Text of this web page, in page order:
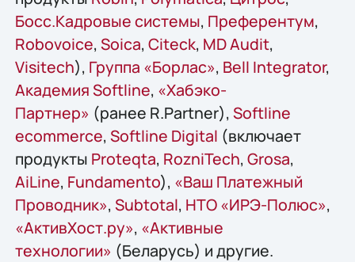
Босс.Кадровые системы, Преферентум,
Robovoice, Soica, Citeck, MD Audit,
Visitech), Группа «Борлас», Bell Integrator,
Академия Softline, «Хабэко-
Партнер» (ранее R.Partner), Softline
ecommerce, Softline Digital (включает
продукты Proteqta, RozniTech, Grosa,
AiLine, Fundamento), «Ваш Платежный
Проводник», Subtotal, НТО «ИРЭ-Полюс»,
«АктивХост.ру», «Активные
технологии» (Беларусь) и другие.